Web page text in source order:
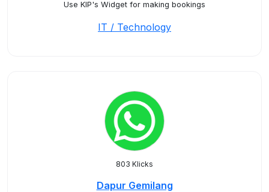
Use KIP's Widget for making bookings
IT / Technology
803 Klicks
Dapur Gemilang